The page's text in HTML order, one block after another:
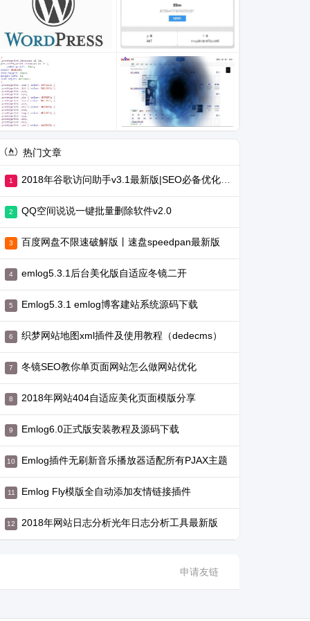
热门文章
2018年谷歌访问助手v3.1最新版|SEO必备优化工具
QQ空间说说一键批量删除软件v2.0
百度网盘不限速破解版丨速盘speedpan最新版
emlog5.3.1后台美化版自适应冬镜二开
Emlog5.3.1 emlog博客建站系统源码下载
织梦网站地图xml插件及使用教程（dedecms）
冬镜SEO教你单页面网站怎么做网站优化
2018年网站404自适应美化页面模版分享
Emlog6.0正式版安装教程及源码下载
Emlog插件无刷新音乐播放器适配所有PJAX主题
Emlog Fly模版全自动添加友情链接插件
2018年网站日志分析光年日志分析工具最新版
申请友链